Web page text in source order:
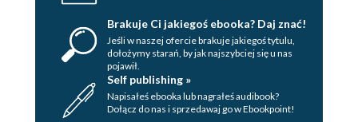
Brakuje Ci jakiegoś ebooka? Daj znać!
Jeśli w naszej ofercie brakuje jakiegoś tytulu,
dołożymy starań, by jak najszybciej się u nas
pojawił.
Self publishing »
Napisałeś ebooka lub nagrałeś audibook?
Dołącz do nas i sprzedawaj go w Ebookpoint!